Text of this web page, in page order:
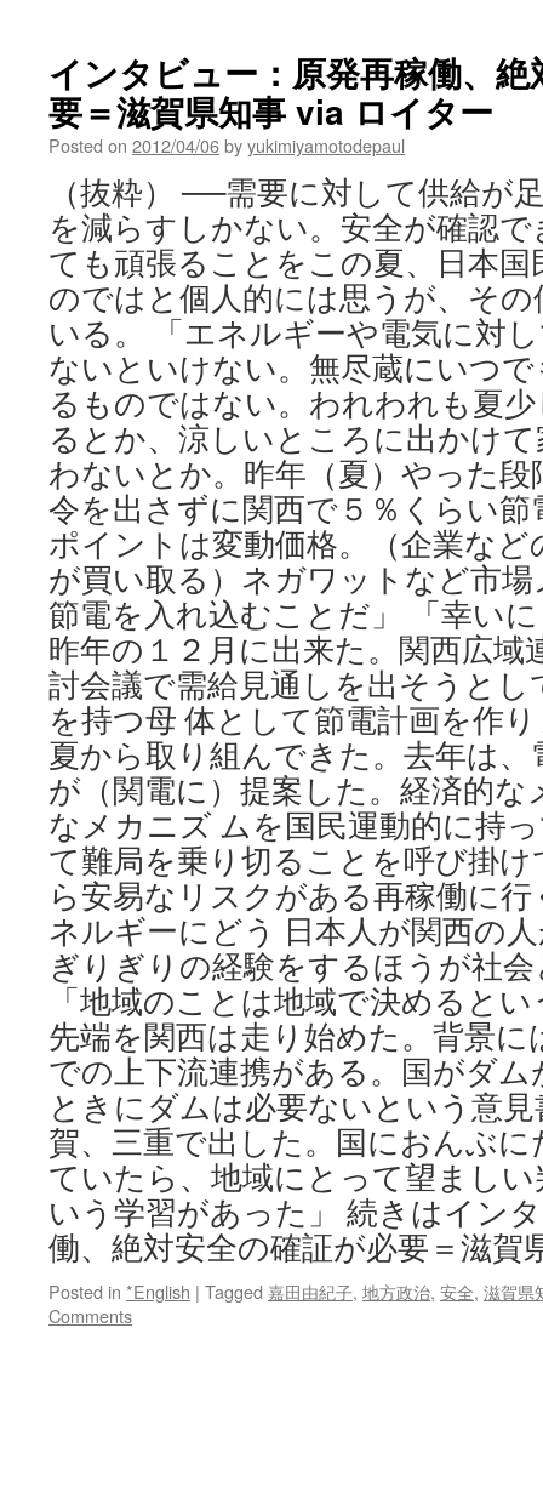
インタビュー：原発再稼働、
要＝滋賀県知事 via ロイター
Posted on 2012/04/06byyukimiyamotodepaul
（抜粋） ──需要に対して供給が
を減らすしかない。安全が確認
ても頑張ることをこの夏、日本
のではと個人的には思うが、そ
いる。 「エネルギーや電気に対
ないといけない。無尽蔵にいつ
るものではない。われわれも夏
るとか、涼しいところに出かけ
わないとか。昨年（夏）やった
令を出さずに関西で５％くらい
ポイントは変動価格。（企業など
が買い取る）ネガワットなど市
節電を入れ込むことだ」 「幸い
昨年の１２月に出来た。関西広域
討会議で需給見通しを出そうと
を持つ母 体として節電計画を作
夏から取り組んできた。去年は、
が（関電に）提案した。経済的
なメカニズ ムを国民運動的に持
て難局を乗り切ることを呼び掛
ら安易なリスクがある再稼働に
ネルギーにどう 日本人が関西の
ぎりぎりの経験をするほうが社
「地域のことは地域で決めると
先端を関西は走り始めた。背景に
での上下流連携がある。国がダ
ときにダムは必要ないという意
賀、三重で出した。国におんぶ
ていたら、地域にとって望まし
いう学習があった」 続きはイン
働、絶対安全の確証が必要＝滋賀
Posted in *English | Tagged 嘉田由紀子, 地方政治, 安全, 滋賀県
Comments